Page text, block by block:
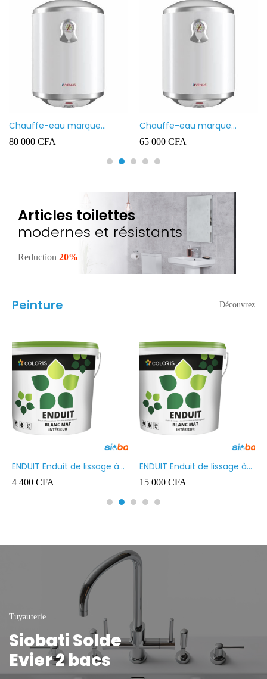
Chauffe-eau marque
VENUS 80L
80 000 CFA
Chauffe-eau marque
VENUS 50L
65 000 CFA
Articles toilettes
modernes et résistants
Reduction 20%
Peinture Découvrez
ENDUIT Enduit de lissage à
base d’émulsion en phase
aqueuse 5kg
4 400 CFA
ENDUIT Enduit de lissage à
base d’émulsion en phase
aqueuse 20kg
15 000 CFA
Tuyauterie
Siobati Solde
Evier 2 bacs